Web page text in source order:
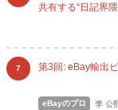
共有する“日記界
7 第3回: eBay輸出
eBayのプロ 李 公